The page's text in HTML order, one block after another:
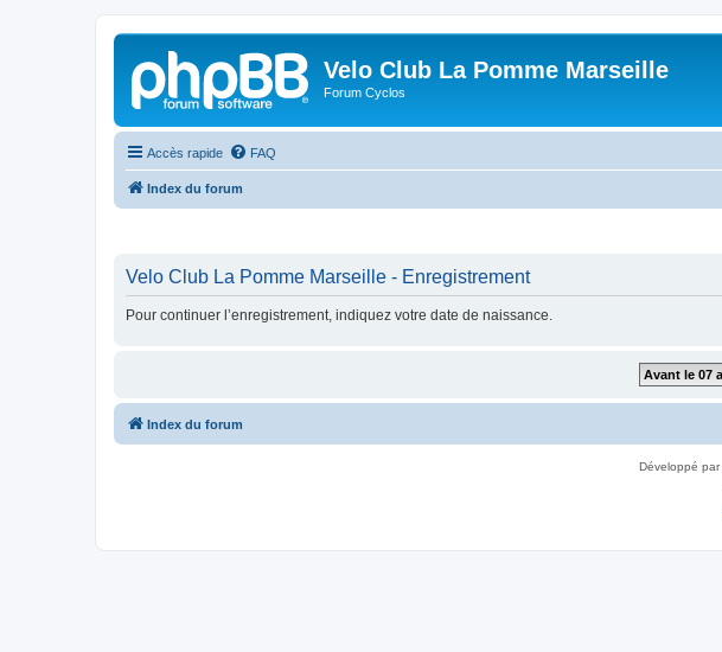
Velo Club La Pomme Marseille
Forum Cyclos
Accès rapide FAQ
Index du forum
Velo Club La Pomme Marseille - Enregistrement
Pour continuer l’enregistrement, indiquez votre date de naissance.
Index du forum
Développé par